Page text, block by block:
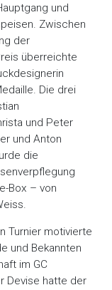
und
Zwischen
der
überreichte
Die drei
und Peter
und Anton
die
Box – von
Turnier motivierte
und Bekannten
im GC
Devise hatte der